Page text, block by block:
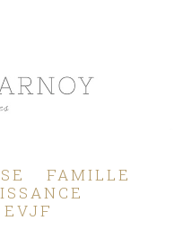
FAMILLE
EVJF